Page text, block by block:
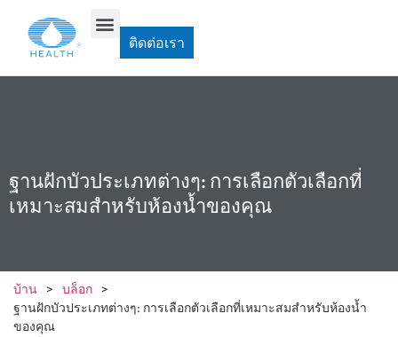
ติดต่อเรา
ฐานฝักบัวประเภทต่างๆ: การเลือกตัวเลือกที่
เหมาะสมสำหรับห้องน้ำของคุณ
บ้าน > บล็อก >
ฐานฝักบัวประเภทต่างๆ: การเลือกตัวเลือกที่เหมาะสมสำหรับห้องน้ำ
ของคุณ